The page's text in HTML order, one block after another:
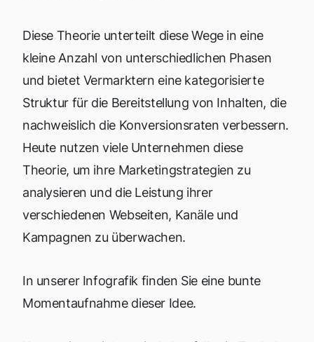
Diese Theorie unterteilt diese Wege in eine
kleine Anzahl von unterschiedlichen Phasen
und bietet Vermarktern eine kategorisierte
Struktur für die Bereitstellung von Inhalten, die
nachweislich die Konversionsraten verbessern.
Heute nutzen viele Unternehmen diese
Theorie, um ihre Marketingstrategien zu
analysieren und die Leistung ihrer
verschiedenen Webseiten, Kanäle und
Kampagnen zu überwachen.
In unserer Infografik finden Sie eine bunte
Momentaufnahme dieser Idee.